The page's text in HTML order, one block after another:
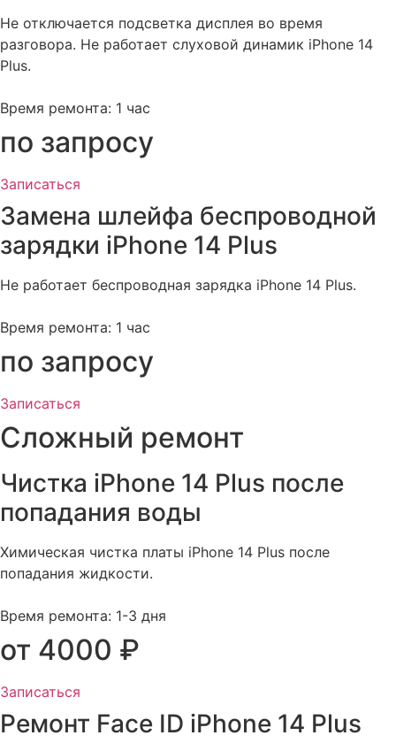
Не отключается подсветка дисплея во время
разговора. Не работает слуховой динамик iPhone 14
Plus.
Время ремонта: 1 час
по запросу
Записаться
Замена шлейфа беспроводной
зарядки iPhone 14 Plus​
Не работает беспроводная зарядка iPhone 14 Plus.
Время ремонта: 1 час
по запросу
Записаться
Сложный ремонт
Чистка iPhone 14 Plus после
попадания воды​
Химическая чистка платы iPhone 14 Plus после
попадания жидкости.
Время ремонта: 1-3 дня
от 4000 ₽
Записаться
Ремонт Face ID iPhone 14 Plus